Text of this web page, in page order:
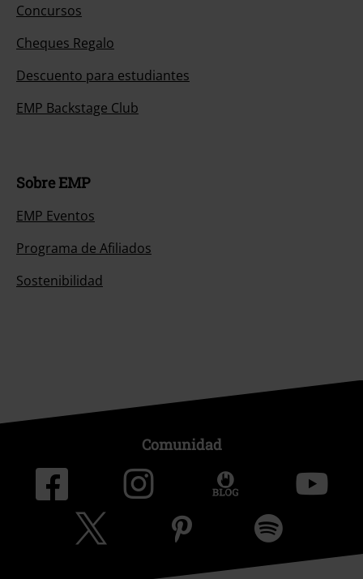
Concursos
Cheques Regalo
Descuento para estudiantes
EMP Backstage Club
Sobre EMP
EMP Eventos
Programa de Afiliados
Sostenibilidad
Comunidad